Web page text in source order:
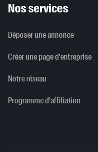
Nos services
Déposer une annonce
Créer une page d'entreprise
Notre réseau
Programme d'affiliation